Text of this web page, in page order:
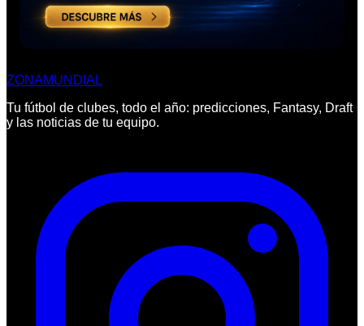
ZONAMUNDIAL
Tu fútbol de clubes, todo el año: predicciones, Fantasy, Draft
y las noticias de tu equipo.